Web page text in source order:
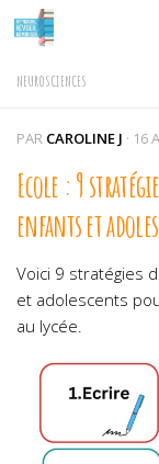
Skip to content
NEUROSCIENCES
PAR CAROLINE J · 16
Ecole : 9
enfants et
Voici 9 stratégies
et adolescents
au lycée.